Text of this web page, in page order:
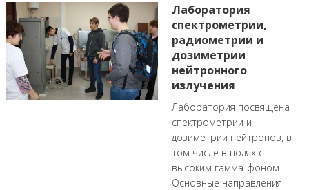
Лаборатория
спектрометрии,
радиометрии и
дозиметрии
нейтронного
излучения
Лаборатория посвящена
спектрометрии и
дозиметрии нейтронов, в
том числе в полях с
высоким гамма-фоном.
Основные направления